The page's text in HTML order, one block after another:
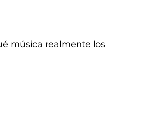
música realmente los